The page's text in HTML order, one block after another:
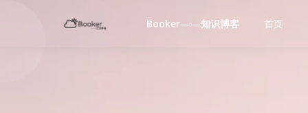
Booker——知识博客 首页